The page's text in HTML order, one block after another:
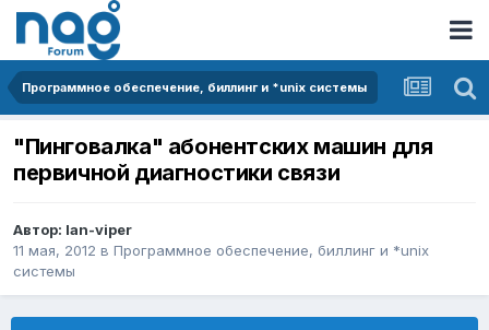
Программное обеспечение, биллинг и *unix системы
"Пинговалка" абонентских машин для
первичной диагностики связи
Автор: lan-viper
11 мая, 2012 в Программное обеспечение, биллинг и *unix
системы